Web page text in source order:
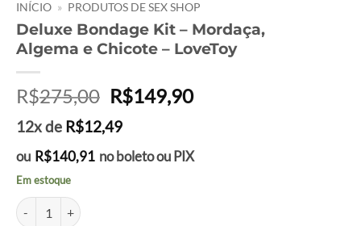
INÍCIO » PRODUTOS DE SEX SHOP
Deluxe Bondage Kit – Mordaça,
Algema e Chicote – LoveToy
R$275,00 O
preço
original
era:
R$149,90O
é:
12x de R$12,49
ou R$140,91 no boleto ou PIX
Em estoque
Deluxe Bondage Kit – Mordaça, Algema e Chicote – LoveToy